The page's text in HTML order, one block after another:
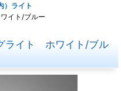
）ライト
イト/ブルー
ライト ホワイト/ブル